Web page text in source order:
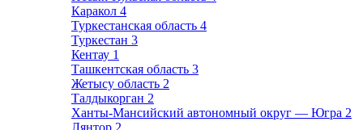
Каракол 4
Туркестанская область 4
Туркестан 3
Кентау 1
Ташкентская область 3
Жетысу область 2
Талдыкорган 2
Ханты-Мансийский автономный округ — Югра 2
Лянтор 2